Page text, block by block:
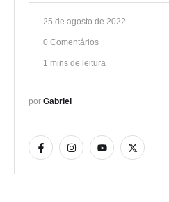
25 de agosto de 2022
0 Comentários
1 mins de leitura
por Gabriel